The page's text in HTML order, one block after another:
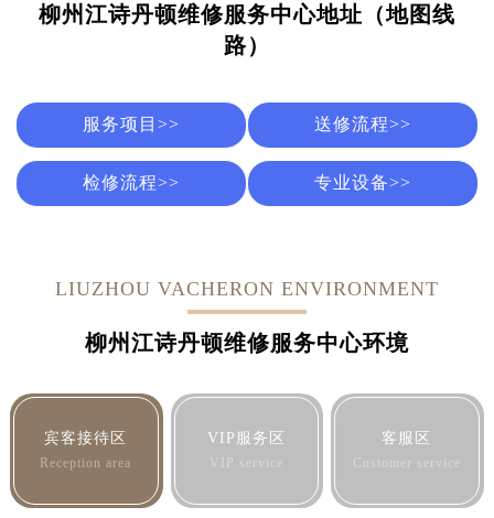
柳州江诗丹顿维修服务中心地址（地图线
路）
服务项目>> 送修流程>>
检修流程>> 专业设备>>
LIUZHOU VACHERON ENVIRONMENT
柳州江诗丹顿维修服务中心环境
宾客接待区
Reception area
VIP服务区
VIP service
客服区
Customer service